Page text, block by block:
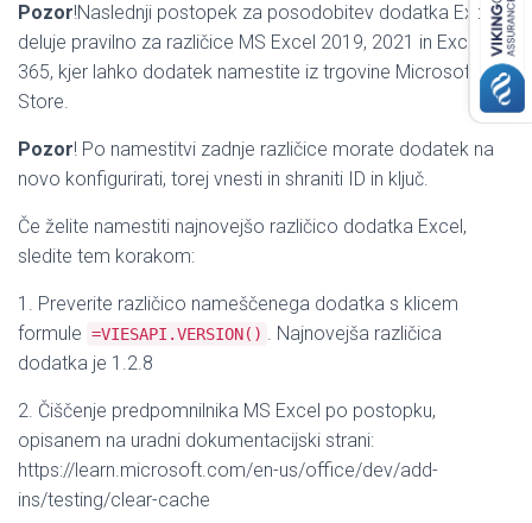
Pozor!Naslednji postopek za posodobitev dodatka Excel
deluje pravilno za različice MS Excel 2019, 2021 in Excel
365, kjer lahko dodatek namestite iz trgovine Microsoft
Store.
Pozor! Po namestitvi zadnje različice morate dodatek na
novo konfigurirati, torej vnesti in shraniti ID in ključ.
Če želite namestiti najnovejšo različico dodatka Excel,
sledite tem korakom:
1. Preverite različico nameščenega dodatka s klicem
formule =VIESAPI.VERSION() . Najnovejša različica
dodatka je 1.2.8
2. Čiščenje predpomnilnika MS Excel po postopku,
opisanem na uradni dokumentacijski strani:
https://learn.microsoft.com/en-us/office/dev/add-
ins/testing/clear-cache